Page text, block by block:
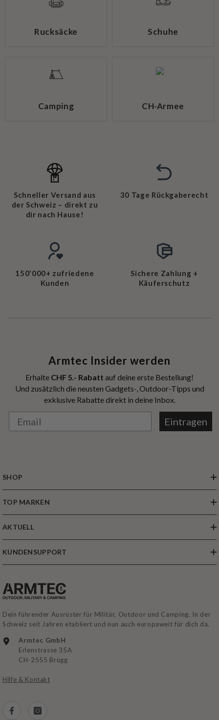
Rucksäcke Schuhe
Camping CH-Armee
Schneller Versand aus
der Schweiz – direkt zu
dir nach Hause!
30 Tage Rückgaberecht
150'000+ zufriedene
Kunden
Sichere Zahlung +
Käuferschutz
Armtec Insider werden
Erhalte CHF 5.- Rabatt auf deine erste Bestellung!
Und zusätzlich die neusten Gadgets-, Outdoor-Tipps und
exklusive Rabatte direkt in deine Inbox.
Eintragen
SHOP
TOP MARKEN
AKTUELL
KUNDENSUPPORT
Dein führender Ausrüster für Militär, Outdoor und Camping. In der
Schweiz seit Jahren etabliert und nun auch europaweit für dich da.
Armtec GmbH
Erlenstrasse 35A
CH-2555 Brügg
Hilfe & Kontakt